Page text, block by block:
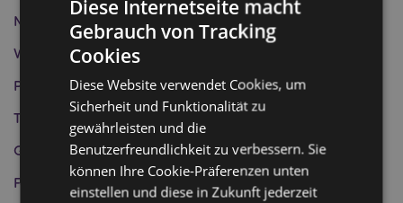
Neue Produkte und Trends(12)
Wohltätigkeitsarbeit
Produktinformation(5)
Tipps für Geschäfte(0)
Geschenkideen(0)
Feste und Feierlichkeiten(2)
Diese Internetseite macht
Gebrauch von Tracking
Cookies
Diese Website verwendet Cookies, um
Sicherheit und Funktionalität zu
gewährleisten und die
Benutzerfreundlichkeit zu verbessern. Sie
können Ihre Cookie-Präferenzen unten
einstellen und diese in Zukunft jederzeit